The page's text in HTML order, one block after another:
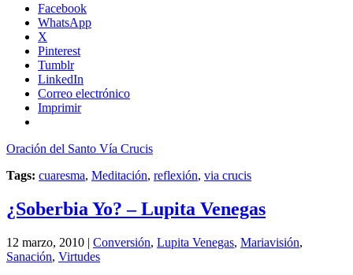
Facebook
WhatsApp
X
Pinterest
Tumblr
LinkedIn
Correo electrónico
Imprimir
Oración del Santo Vía Crucis
Tags: cuaresma, Meditación, reflexión, via crucis
¿Soberbia Yo? – Lupita Venegas
12 marzo, 2010 | Conversión, Lupita Venegas, Mariavisión,
Sanación, Virtudes